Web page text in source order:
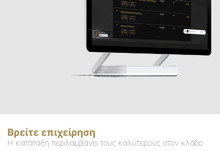
Βρείτε επιχείρηση
Η κατάταξη περιλαμβάνει τους καλύτερους στον κλάδο